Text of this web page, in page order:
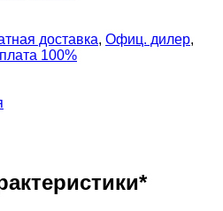
доставка, Офиц. дилер,
100%